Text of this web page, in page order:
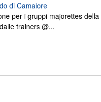
di Camaiore
per i gruppi majorettes della
trainers @...